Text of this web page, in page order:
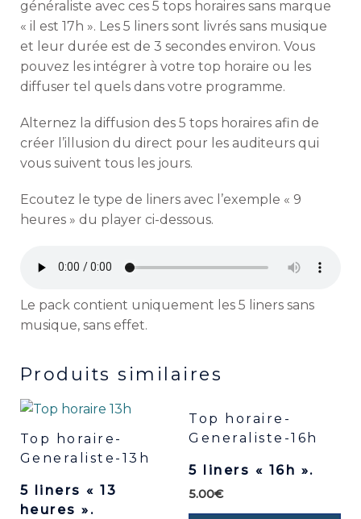
généraliste avec ces 5 tops horaires sans marque
« il est 17h ». Les 5 liners sont livrés sans musique
et leur durée est de 3 secondes environ. Vous
pouvez les intégrer à votre top horaire ou les
diffuser tel quels dans votre programme.
Alternez la diffusion des 5 tops horaires afin de
créer l’illusion du direct pour les auditeurs qui
vous suivent tous les jours.
Ecoutez le type de liners avec l’exemple « 9
heures » du player ci-dessous.
Le pack contient uniquement les 5 liners sans
musique, sans effet.
Produits similaires
Top horaire-
Generaliste-13h
5 liners « 13
heures ».
Top horaire-
Generaliste-16h
5 liners « 16h ».
5.00€